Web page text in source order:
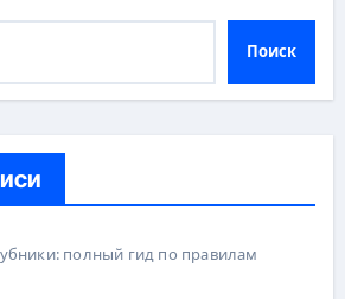
Поиск
полный гид по правилам